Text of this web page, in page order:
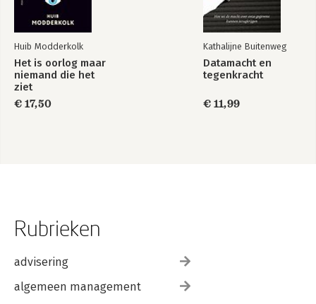
Huib Modderkolk
Het is oorlog maar
niemand die het
ziet
€ 17,50
Kathalijne Buitenweg
Datamacht en
tegenkracht
€ 11,99
Rubrieken
advisering
algemeen management